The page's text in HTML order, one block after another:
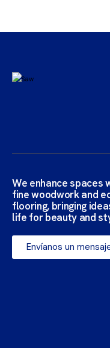
We enhance spaces
fine woodwork and
flooring, bringing
life for beauty and
Envíanos un